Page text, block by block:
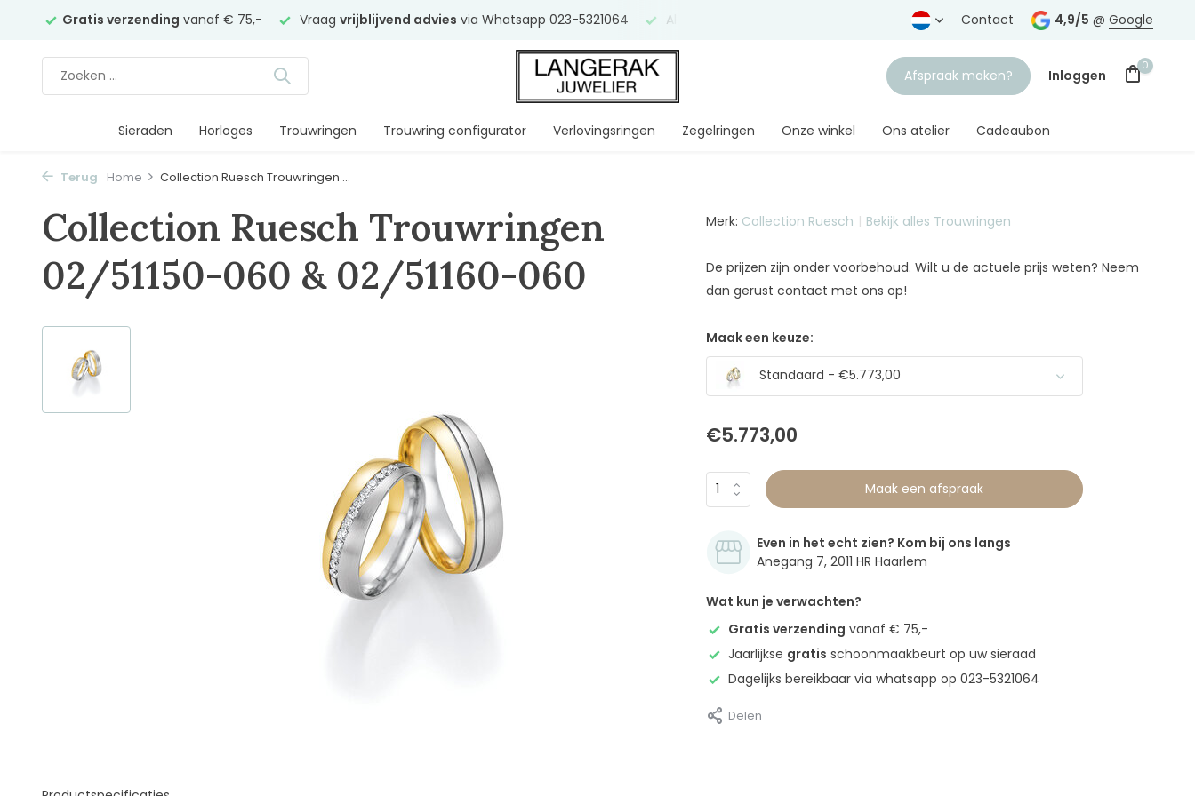
Gratis verzending vanaf € 75,- Vraag vrijblijvend advies via Whatsapp 023-5321064 Al Gratis verzending vanaf € 75,-
Contact 4,9/5 @ Google
Afspraak maken? Inloggen
0
Sieraden Horloges Trouwringen Trouwring configurator Verlovingsringen Zegelringen Onze winkel Ons atelier Cadeaubon
Terug Home Collection Ruesch Trouwringen ...
Collection Ruesch Trouwringen
02/51150-060 & 02/51160-060
Merk: Collection Ruesch Bekijk alles Trouwringen
De prijzen zijn onder voorbehoud. Wilt u de actuele prijs weten? Neem
dan gerust contact met ons op!
Maak een keuze:
Standaard - €5.773,00
€5.773,00
Maak een afspraak
Even in het echt zien? Kom bij ons langs
Anegang 7, 2011 HR Haarlem
Wat kun je verwachten?
Gratis verzending vanaf € 75,-
Jaarlijkse gratis schoonmaakbeurt op uw sieraad
Dagelijks bereikbaar via whatsapp op 023-5321064
Delen